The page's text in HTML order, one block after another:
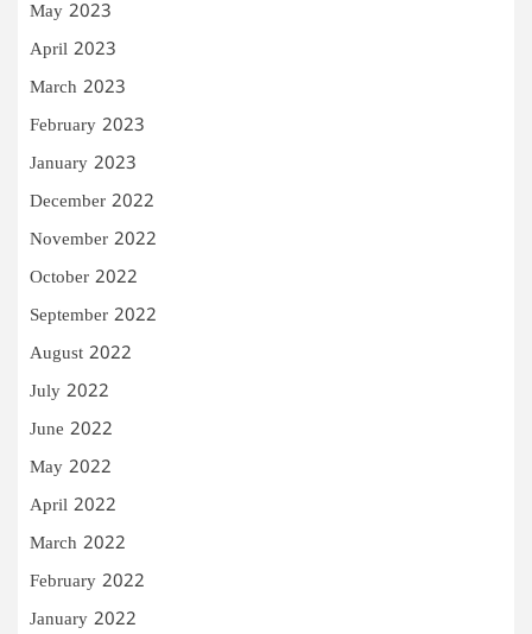
May 2023
April 2023
March 2023
February 2023
January 2023
December 2022
November 2022
October 2022
September 2022
August 2022
July 2022
June 2022
May 2022
April 2022
March 2022
February 2022
January 2022